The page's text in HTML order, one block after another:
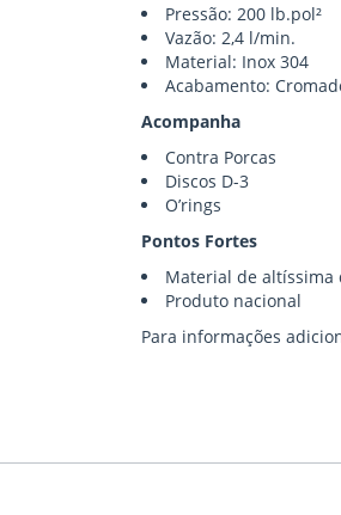
Pressão: 200 lb.pol²
Vazão: 2,4 l/min.
Material: Inox 304
Acabamento:
Acompanha
Contra Porcas
Discos D-3
O’rings
Pontos Fortes
Material de altíssima
Produto nacional
Para informações